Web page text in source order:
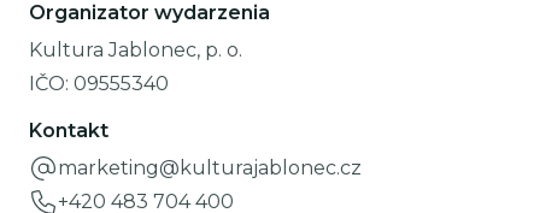
Organizator wydarzenia
Kultura Jablonec, p. o.
IČO: 09555340
Kontakt
marketing@kulturajablonec.cz
+420 483 704 400